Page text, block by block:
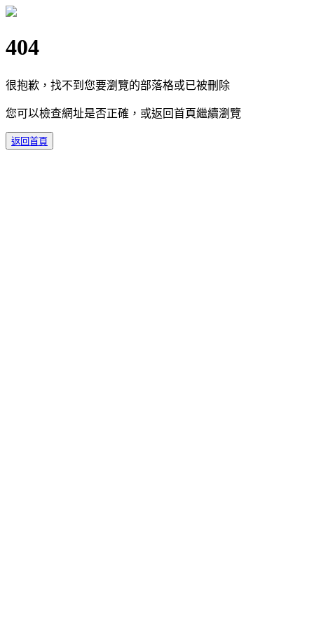
404
很抱歉，找不到您要瀏覽的部落格或已被刪除
您可以檢查網址是否正確，或返回首頁繼續瀏覽
返回首頁